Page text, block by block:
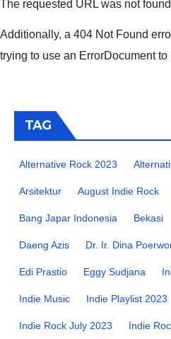
The requested URL was not
Additionally, a 404 Not Found
trying to use an ErrorDocument
TAG
Alternative Rock 2023
Arsitektur August Indie Rock
Bang Japar Indonesia Bekasi
Daeng Azis Dr. Ir. Dina
Edi Prastio Eggy Sudjana
Indie Music Indie Playlist 2023
Indie Rock July 2023 Indie